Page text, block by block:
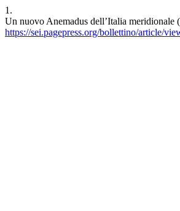
1.
Un nuovo Anemadus dell’Italia
https://sei.pagepress.org/bollettino/article/